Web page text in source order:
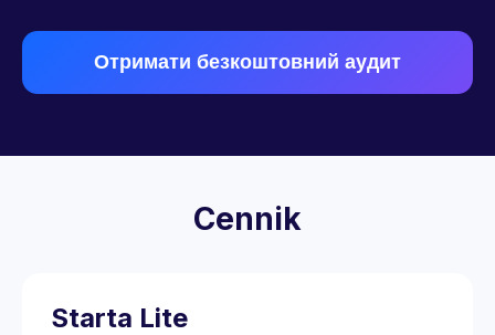
Отримати безкоштовний аудит
Cennik
Starta Lite